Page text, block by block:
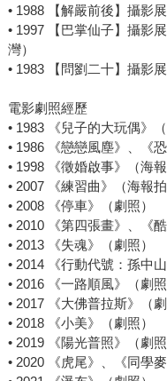
• 1988 【解嚴前後】攝影
• 1997 【巴掌仙子】攝影
灣）
• 1983 【問劉二十】攝影
電影劇照經歷
• 1983 《兒子的大玩偶》（
• 1986 《戀戀風塵》、《
• 1998 《徵婚啟事》（海報
• 2007 《練習曲》（海報拍
• 2008 《停車》（劇照）
• 2010 《第四張畫》、《
• 2013 《失魂》（劇照）
• 2014 《行動代號：孫中山
• 2016 《一路順風》（劇照
• 2017 《大佛普拉斯》（劇
• 2018 《小美》（劇照）
• 2019 《陽光普照》（劇照
• 2020 《虎尾》、《同學